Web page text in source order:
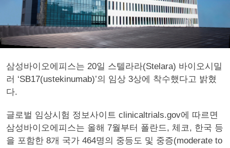
삼성바이오에피스는 20일 스텔라라(Stelara) 바이오시밀
러 ‘SB17(ustekinumab)’의 임상 3상에 착수했다고 밝혔
다.
글로벌 임상시험 정보사이트 clinicaltrials.gov에 따르면
삼성바이오에피스는 올해 7월부터 폴란드, 체코, 한국 등
을 포함한 8개 국가 464명의 중등도 및 중증(moderate to